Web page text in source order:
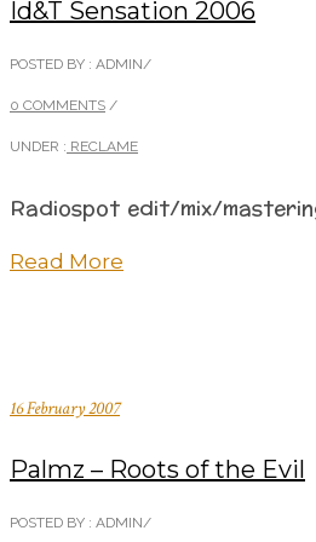
Id&T Sensation 2006
POSTED BY : ADMIN/
0 COMMENTS /
UNDER : RECLAME
Radiospot edit/mix/
Read More
16 February 2007
Palmz – Roots of the Evil
POSTED BY : ADMIN/